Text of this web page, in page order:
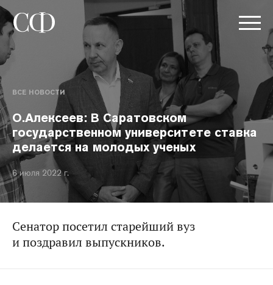
ВСЕ НОВОСТИ
О.Алексеев: В Саратовском
государственном университете ставка
делается на молодых ученых
6 июля 2022 г.
Сенатор посетил старейший вуз
и поздравил выпускников.